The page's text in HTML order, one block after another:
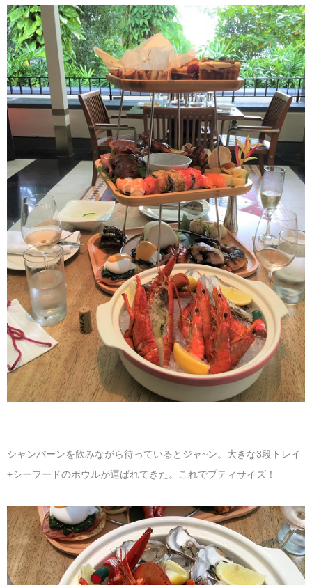
シャンパーンを飲みながら待っているとジャ~ン。大きな3段トレイ
+シーフードのボウルが運ばれてきた。これでプティサイズ！